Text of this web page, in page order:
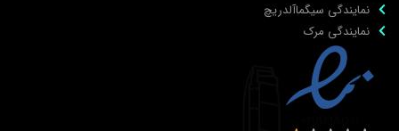
نمایندگی سیگماآلدریچ
نمایندگی مرک